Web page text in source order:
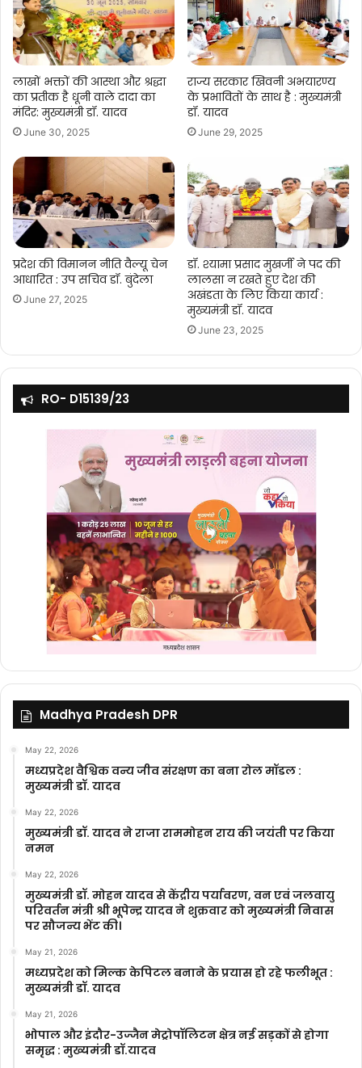
हुई।
लाखों भक्तों की आस्था और श्रद्धा
का प्रतीक है धूनी वाले दादा का
मंदिर: मुख्यमंत्री डॉ. यादव
June 30, 2025
राज्य सरकार खिवनी अभयारण्य
के प्रभावितों के साथ है : मुख्यमंत्री
डॉ. यादव
June 29, 2025
प्रदेश की विमानन नीति वैल्यू चेन
आधारित : उप सचिव डॉ. बुंदेला
June 27, 2025
डॉ. श्यामा प्रसाद मुखर्जी ने पद की
लालसा न रखते हुए देश की
अखंडता के लिए किया कार्य :
मुख्यमंत्री डॉ. यादव
June 23, 2025
RO- D15139/23
Madhya Pradesh DPR
May 22, 2026
मध्यप्रदेश वैश्विक वन्य जीव संरक्षण का बना रोल मॉडल :
मुख्यमंत्री डॉ. यादव
May 22, 2026
मुख्यमंत्री डॉ. यादव ने राजा राममोहन राय की जयंती पर किया
नमन
May 22, 2026
मुख्यमंत्री डॉ. मोहन यादव से केंद्रीय पर्यावरण, वन एवं जलवायु
परिवर्तन मंत्री श्री भूपेन्द्र यादव ने शुक्रवार को मुख्यमंत्री निवास
पर सौजन्य भेंट की।
May 21, 2026
मध्यप्रदेश को मिल्क केपिटल बनाने के प्रयास हो रहे फलीभूत :
मुख्यमंत्री डॉ. यादव
May 21, 2026
भोपाल और इंदौर-उज्जैन मेट्रोपॉलिटन क्षेत्र नई सड़कों से होगा
समृद्ध : मुख्यमंत्री डॉ.यादव